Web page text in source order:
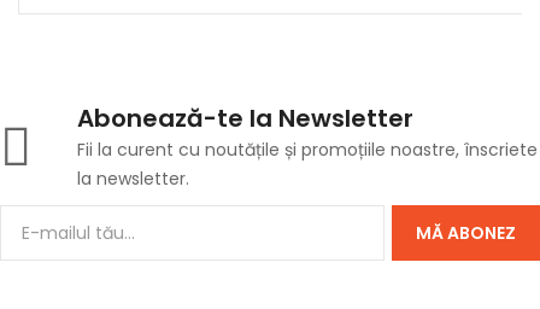
Abonează-te la Newsletter
Fii la curent cu noutățile și promoțiile noastre, înscriete
la newsletter.
MĂ ABONEZ